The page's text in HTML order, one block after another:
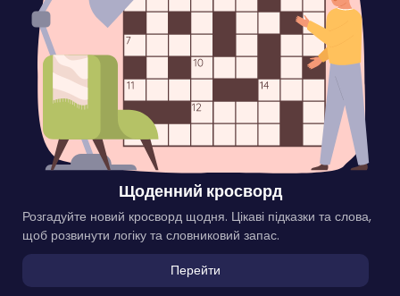
Щоденний кросворд
Розгадуйте новий кросворд щодня. Цікаві підказки та слова,
щоб розвинути логіку та словниковий запас.
Перейти